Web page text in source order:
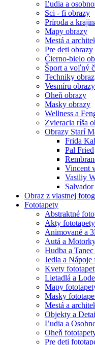
Ľudia a
Sci - fi obrazy
Príroda a
Mapy obrazy
Mestá a
Pre deti obrazy
Čierno-bielo
Šport a voľný
Techniky
Vesmíru obrazy
Oheň obrazy
Masky obrazy
Wellness a
Zvieracia ríša
Obrazy Starí
Frida
Pal Fried
Vincent
Vasiliy
Obraz z vlastnej
Fototapety
Abstraktné
Akty fototapety
Animované a
Autá a
Hudba a
Jedla a Nápoje
Kvety
Lietadlá a
Mapy
Masky
Mestá a
Objekty a
Ľudia a
Oheň
Pre deti